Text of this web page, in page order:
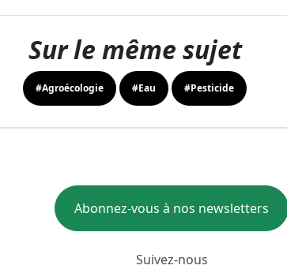
Sur le même sujet
#Agroécologie #Eau #Pesticide
Abonnez-vous à nos newsletters
Suivez-nous